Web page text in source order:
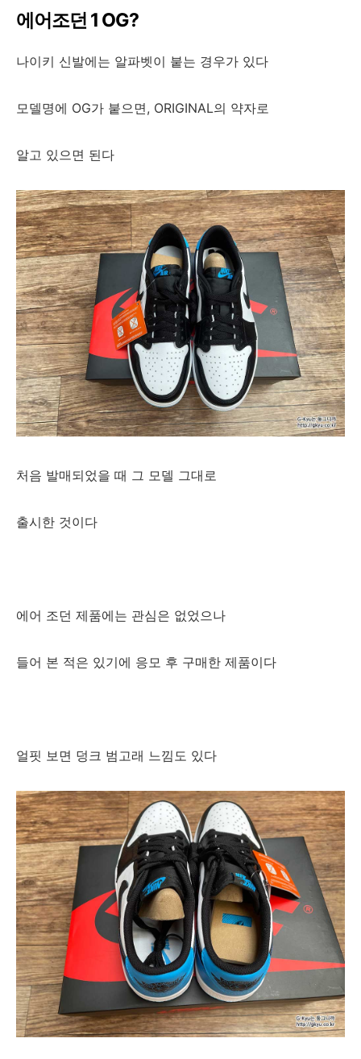
에어조던 1 OG?
나이키 신발에는 알파벳이 붙는 경우가 있다
모델명에 OG가 붙으면, ORIGINAL의 약자로
알고 있으면 된다
처음 발매되었을 때 그 모델 그대로
출시한 것이다
에어 조던 제품에는 관심은 없었으나
들어 본 적은 있기에 응모 후 구매한 제품이다
얼핏 보면 덩크 범고래 느낌도 있다